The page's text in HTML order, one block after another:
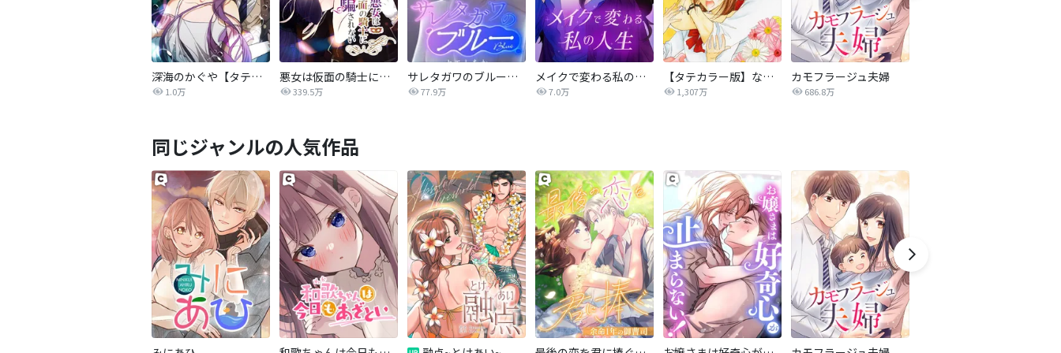
深海のかぐや【タテヨミ】
1.0万
悪女は仮面の騎士に騙されない
339.5万
サレタガワのブルー【タテヨミ】
77.9万
メイクで変わる私の人生
7.0万
【タテカラー版】なまいきざかり。
1,307万
カモフラージュ夫婦
686.8万
同じジャンルの人気作品